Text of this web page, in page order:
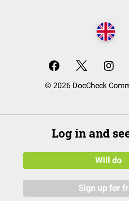
© 2026 DocCheck
Log in and
Will do
Sign up for